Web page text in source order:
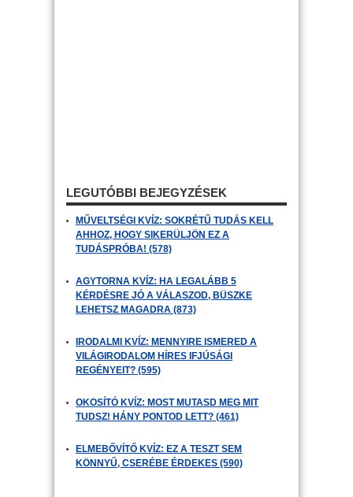
LEGUTÓBBI BEJEGYZÉSEK
MŰVELTSÉGI KVÍZ: SOKRÉTŰ TUDÁS KELL
AHHOZ, HOGY SIKERÜLJÖN EZ A
TUDÁSPRÓBA! (578)
AGYTORNA KVÍZ: HA LEGALÁBB 5
KÉRDÉSRE JÓ A VÁLASZOD, BÜSZKE
LEHETSZ MAGADRA (873)
IRODALMI KVÍZ: MENNYIRE ISMERED A
VILÁGIRODALOM HÍRES IFJÚSÁGI
REGÉNYEIT? (595)
OKOSÍTÓ KVÍZ: MOST MUTASD MEG MIT
TUDSZ! HÁNY PONTOD LETT? (461)
ELMEBŐVÍTŐ KVÍZ: EZ A TESZT SEM
KÖNNYŰ, CSERÉBE ÉRDEKES (590)